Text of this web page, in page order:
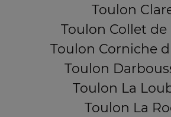
Toulon
Toulon Collet de
Toulon Corniche
Toulon
Toulon La
Toulon La